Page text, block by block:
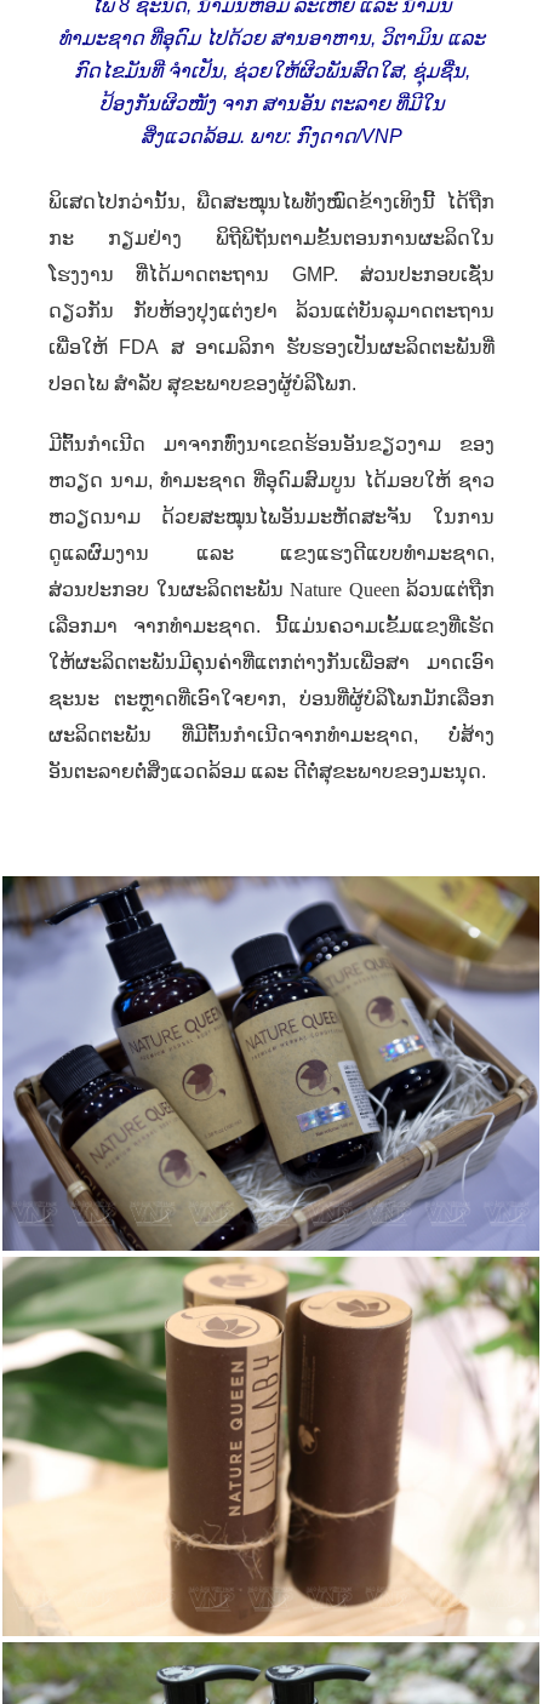
ໄພ8 ຊະນິດ, ນ້ຳມັນຫອມ ລະເຫີຍ ແລະ ນ້ຳມັນ
ທຳມະຊາດ ທີ່ອຸດົມ ໄປດ້ວຍ ສານອາຫານ, ວິຕາມິນ ແລະ
ກົດໄຂມັນທີ່ ຈຳເປັນ, ຊ່ວຍໃຫ້ຜິວພັນສົດໃສ, ຊຸ່ມຊື່ນ,
ປ້ອງກັນຜິວໜັງ ຈາກ ສານອັນ ຕະລາຍ ທີ່ມີໃນ
ສິ່ງແວດລ້ອມ. ພາບ: ກົງດາດ/VNP
ພິເສດໄປກວ່ານັ້ນ, ພືດສະໝຸນໄພທັງໝົດຂ້າງເທິງນີ້ ໄດ້ຖືກ
ກະ ກຽມຢ່າງ ພິຖີພິຖັນຕາມຂັ້ນຕອນການຜະລິດໃນ
ໂຮງງານ ທີ່ໄດ້ມາດຕະຖານ GMP.ສ່ວນປະກອບເຊັ່ນ
ດຽວກັນ ກັບຫ້ອງປຸງແຕ່ງຢາ ລ້ວນແຕ່ບັນລຸມາດຕະຖານ
ເພື່ອໃຫ້
FDA ສ ອາເມລິກາ ຮັບຮອງເປັນຜະລິດຕະພັນທີ່
ປອດໄພ ສໍາລັບ ສຸຂະພາບຂອງຜູ້ບໍລິໂພກ.
ມີຕົ້ນກຳເນີດ ມາຈາກທົ່ງນາເຂດຮ້ອນອັນຂຽວງາມ ຂອງ
ຫວຽດ ນາມ, ທຳມະຊາດ ທີ່ອຸດົມສົມບູນ ໄດ້ມອບໃຫ້ ຊາວ
ຫວຽດນາມ ດ້ວຍສະໝຸນໄພອັນມະຫັດສະຈັນ ໃນການ
ດູແລຜົມງານ ແລະ ແຂງແຮງດີແບບທຳມະຊາດ,
ສ່ວນປະກອບ ໃນຜະລິດຕະພັນ Nature Queen ລ້ວນແຕ່ຖືກ
ເລືອກມາ ຈາກທໍາມະຊາດ. ນີ້​ແມ່ນ​ຄວາມ​ເຂັ້ມ​ແຂງ​ທີ່​ເຮັດ​
ໃຫ້​ຜະລິດ​ຕະພັນ​ມີ​ຄຸນຄ່າ​ທີ່​ແຕກ​ຕ່າງ​ກັນ​ເພື່ອ​ສາ ມາດ​ເອົາ​
ຊະ​ນະ ​ຕະຫຼາດ​ທີ່​ເອົາໃຈຍາກ, ບ່ອນທີ່ຜູ້​ບໍລິ​ໂພ​ກມັກ​ເລືອກ​
ຜະລິດ​ຕະພັນ ​ທີ່​ມີ​ຕົ້ນ​ກຳ​ເນີ​ດຈາກ​ທຳ​ມະ​ຊາດ, ບໍ່​ສ້າງ
ອັນຕະລາຍ​ຕໍ່​ສິ່ງ​ແວດ​ລ້ອມ ​ແລະ​ ດີ​ຕໍ່​ສຸຂະພາບ​ຂອງ​ມະນຸດ.